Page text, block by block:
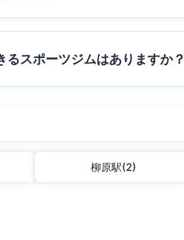
スポーツジムはありますか？
柳原駅(2)